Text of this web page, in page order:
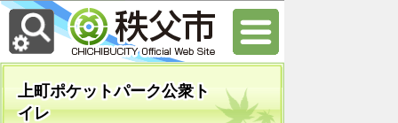
上町ポケットパーク公衆ト
イレ